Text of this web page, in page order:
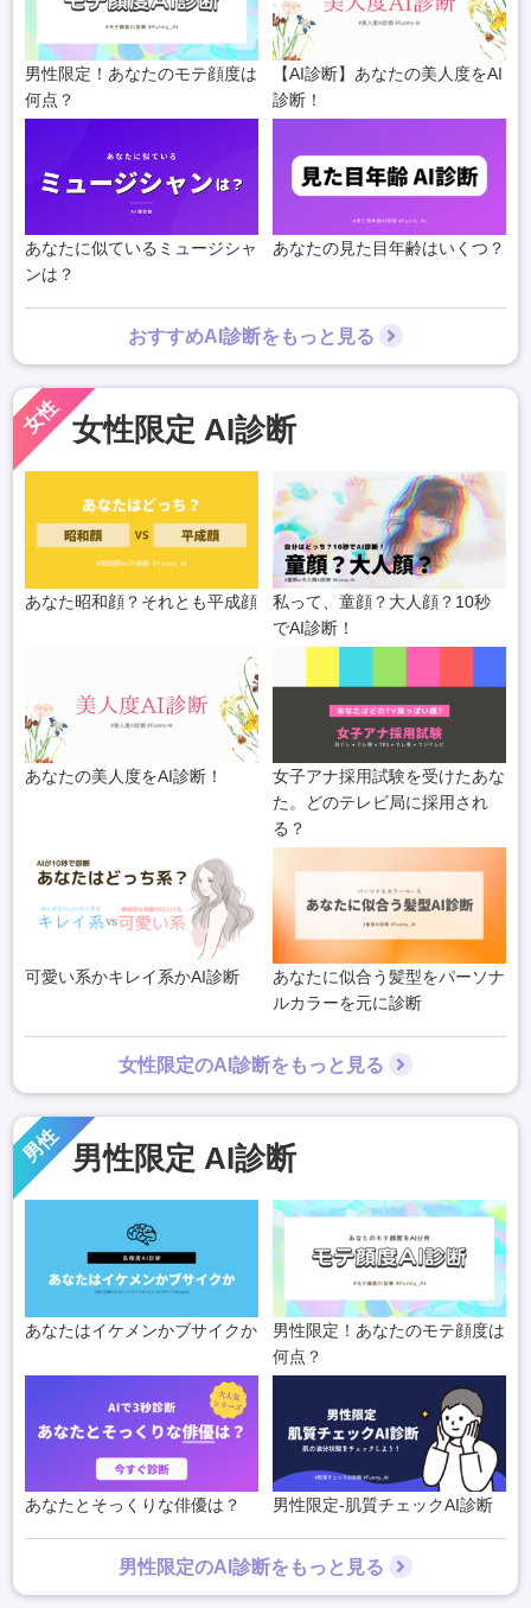
男性限定！あなたのモテ顔度は
何点？
【AI診断】あなたの美人度をAI
診断！
あなたに似ているミュージシャ
ンは？
あなたの見た目年齢はいくつ？
おすすめAI診断をもっと見る
女性 女性限定 AI診断
あなた昭和顔？それとも平成顔
私って、童顔？大人顔？10秒
でAI診断！
あなたの美人度をAI診断！
女子アナ採用試験を受けたあな
た。どのテレビ局に採用され
る？
可愛い系かキレイ系かAI診断
あなたに似合う髪型をパーソナ
ルカラーを元に診断
女性限定のAI診断をもっと見る
男性 男性限定 AI診断
あなたはイケメンかブサイクか
男性限定！あなたのモテ顔度は
何点？
あなたとそっくりな俳優は？ 男性限定-肌質チェックAI診断
男性限定のAI診断をもっと見る